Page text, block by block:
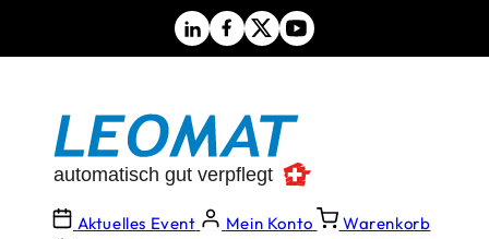
Aktuelles Event Mein Konto Warenkorb